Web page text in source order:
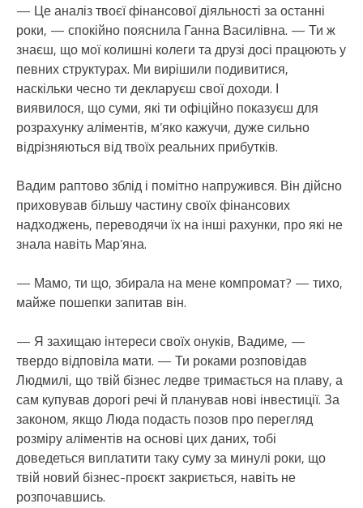
— Це аналіз твоєї фінансової діяльності за останні
роки, — спокійно пояснила Ганна Василівна. — Ти ж
знаєш, що мої колишні колеги та друзі досі працюють у
певних структурах. Ми вирішили подивитися,
наскільки чесно ти декларуєш свої доходи. І
виявилося, що суми, які ти офіційно показуєш для
розрахунку аліментів, м’яко кажучи, дуже сильно
відрізняються від твоїх реальних прибутків.
Вадим раптово зблід і помітно напружився. Він дійсно
приховував більшу частину своїх фінансових
надходжень, переводячи їх на інші рахунки, про які не
знала навіть Мар’яна.
— Мамо, ти що, збирала на мене компромат? — тихо,
майже пошепки запитав він.
— Я захищаю інтереси своїх онуків, Вадиме, —
твердо відповіла мати. — Ти роками розповідав
Людмилі, що твій бізнес ледве тримається на плаву, а
сам купував дорогі речі й планував нові інвестиції. За
законом, якщо Люда подасть позов про перегляд
розміру аліментів на основі цих даних, тобі
доведеться виплатити таку суму за минулі роки, що
твій новий бізнес-проєкт закриється, навіть не
розпочавшись.